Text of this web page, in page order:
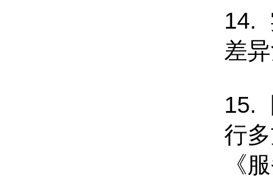
14.
差
15.
行
《